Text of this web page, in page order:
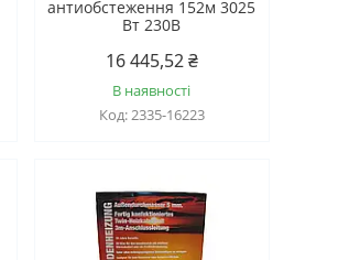
антиобстеження 152м 3025
Вт 230B
16 445,52 ₴
В наявності
2335-16223